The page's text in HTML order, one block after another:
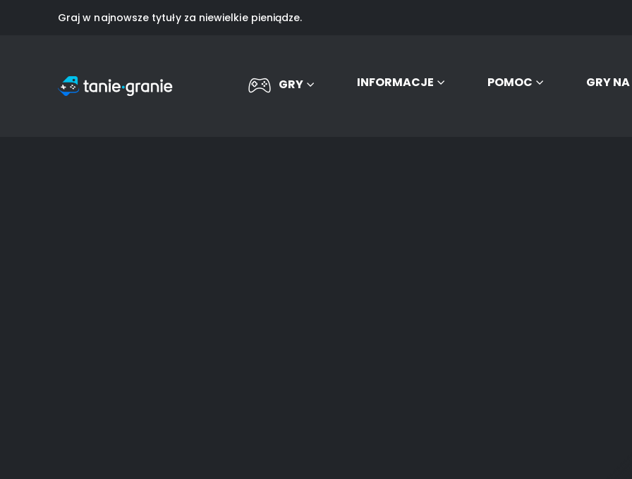
Graj w najnowsze tytuły za niewielkie pieniądze.
GRY INFORMACJE POMOC GRY